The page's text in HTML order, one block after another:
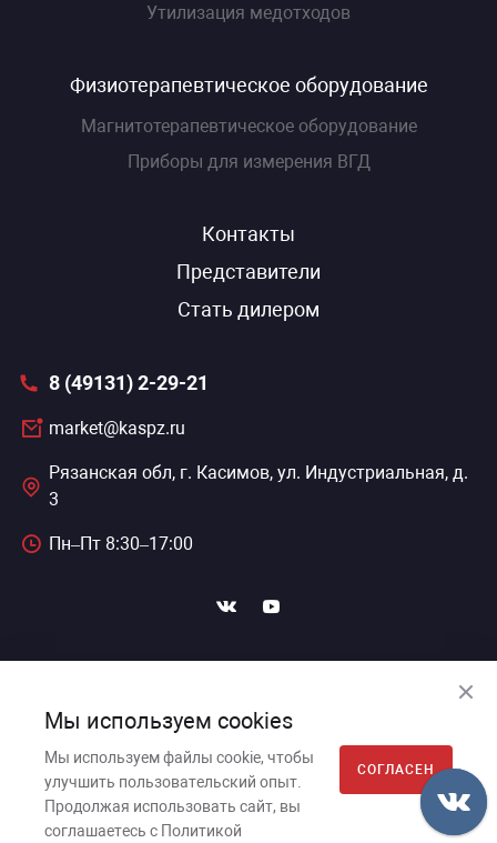
Утилизация медотходов
Физиотерапевтическое оборудование
Магнитотерапевтическое оборудование
Приборы для измерения ВГД
Контакты
Представители
Стать дилером
8 (49131) 2-29-21
market@kaspz.ru
Рязанская обл, г. Касимов, ул. Индустриальная, д.
3
Пн–Пт 8:30–17:00
Касимовский приборный завод, 2026г. © Все права
защищены.
Мы используем cookies
Мы используем файлы cookie, чтобы
улучшить пользовательский опыт.
Продолжая использовать сайт, вы
соглашаетесь с Политикой
СОГЛАСЕН